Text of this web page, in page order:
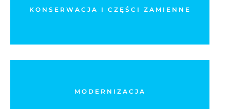
KONSERWACJA I CZĘŚCI ZAMIENNE
wskaźnika dostępności
MODERNIZACJA
zwiększenia ich niezawodności.